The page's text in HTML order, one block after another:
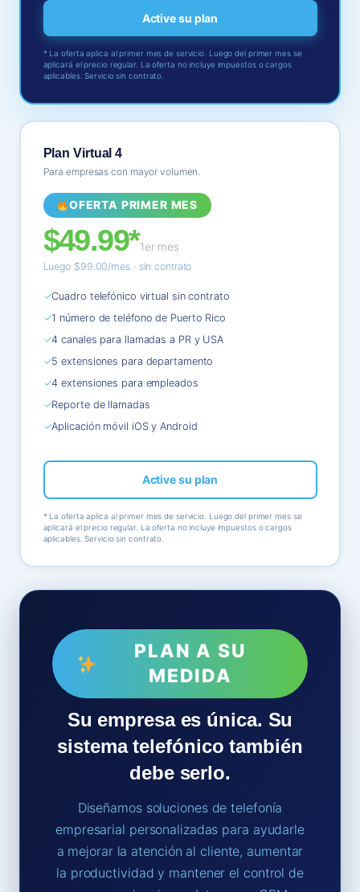
Active su plan
* La oferta aplica al primer mes de servicio. Luego del primer mes se
aplicará el precio regular. La oferta no incluye impuestos o cargos
aplicables. Servicio sin contrato.
Plan Virtual 4
Para empresas con mayor volumen.
OFERTA PRIMER MES
$49.99*1er mes
Luego $99.00/mes · sin contrato
✓Cuadro telefónico virtual sin contrato
✓1 número de teléfono de Puerto Rico
✓4 canales para llamadas a PR y USA
✓5 extensiones para departamento
✓4 extensiones para empleados
✓Reporte de llamadas
✓Aplicación móvil iOS y Android
Active su plan
* La oferta aplica al primer mes de servicio. Luego del primer mes se
aplicará el precio regular. La oferta no incluye impuestos o cargos
aplicables. Servicio sin contrato.
PLAN A SU
MEDIDA
Su empresa es única. Su
sistema telefónico también
debe serlo.
Diseñamos soluciones de telefonía
empresarial personalizadas para ayudarle
a mejorar la atención al cliente, aumentar
la productividad y mantener el control de